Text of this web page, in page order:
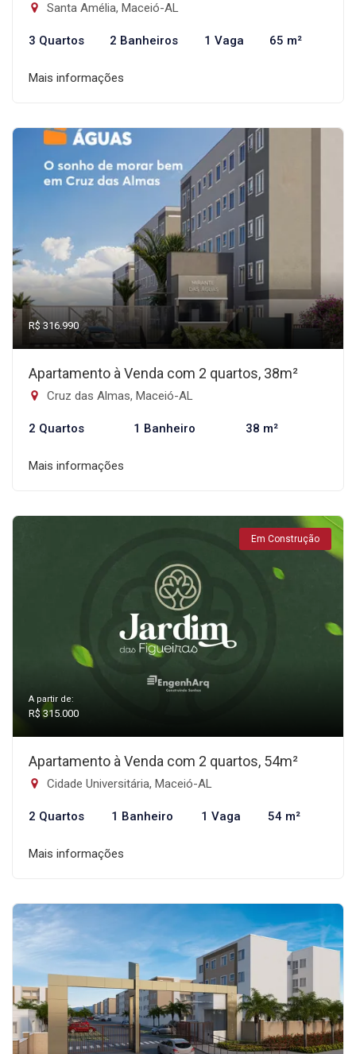
Santa Amélia, Maceió-AL
3 Quartos 2 Banheiros 1 Vaga 65 m²
Mais informações
R$ 316.990
Apartamento à Venda com 2 quartos, 38m²
Cruz das Almas, Maceió-AL
2 Quartos 1 Banheiro 38 m²
Mais informações
Em Construção
A partir de:
R$ 315.000
Apartamento à Venda com 2 quartos, 54m²
Cidade Universitária, Maceió-AL
2 Quartos 1 Banheiro 1 Vaga 54 m²
Mais informações